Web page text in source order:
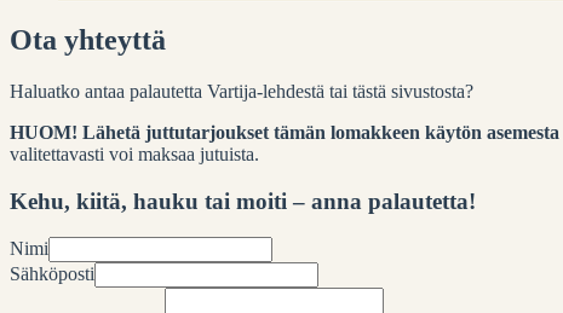
Ota yhteyttä
Haluatko antaa palautetta Vartija-lehdestä tai tästä sivustosta?
HUOM! Lähetä juttutarjoukset tämän lomakkeen käytön asemesta
valitettavasti voi maksaa jutuista.
Kehu, kiitä, hauku tai moiti – anna palautetta!
Nimi
Sähköposti